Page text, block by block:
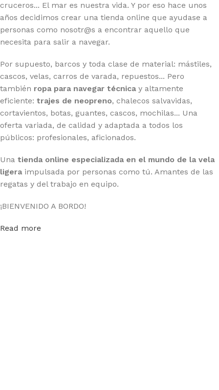
cruceros... El mar es nuestra vida. Y por eso hace unos
años decidimos crear una tienda online que ayudase a
personas como nosotr@s a encontrar aquello que
necesita para salir a navegar.
Por supuesto, barcos y toda clase de material: mástiles,
cascos, velas, carros de varada, repuestos... Pero
también ropa para navegar técnica y altamente
eficiente: trajes de neopreno, chalecos salvavidas,
cortavientos, botas, guantes, cascos, mochilas... Una
oferta variada, de calidad y adaptada a todos los
públicos: profesionales, aficionados.
Una tienda online especializada en el mundo de la vela
ligera impulsada por personas como tú. Amantes de las
regatas y del trabajo en equipo.
¡BIENVENIDO A BORDO!
Read more